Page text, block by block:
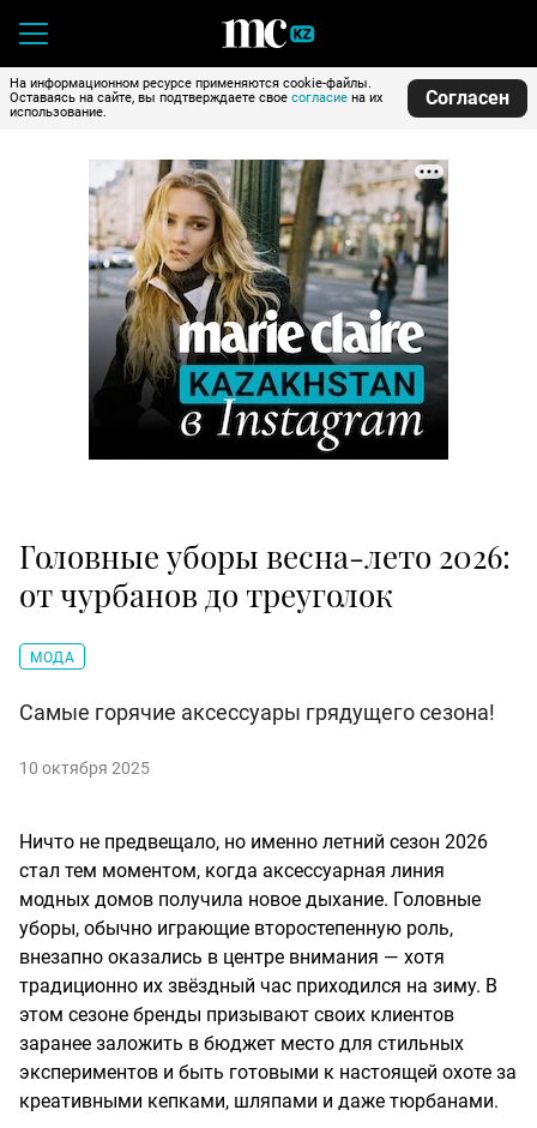
На информационном ресурсе применяются cookie-файлы.
Оставаясь на сайте, вы подтверждаете свое согласие на их
использование.
Согласен
Головные уборы весна-лето 2026:
от чурбанов до треуголок
МОДА
Самые горячие аксессуары грядущего сезона!
10 октября 2025
Ничто не предвещало, но именно летний сезон 2026
стал тем моментом, когда аксессуарная линия
модных домов получила новое дыхание. Головные
уборы, обычно играющие второстепенную роль,
внезапно оказались в центре внимания — хотя
традиционно их звёздный час приходился на зиму. В
этом сезоне бренды призывают своих клиентов
заранее заложить в бюджет место для стильных
экспериментов и быть готовыми к настоящей охоте за
креативными кепками, шляпами и даже тюрбанами.